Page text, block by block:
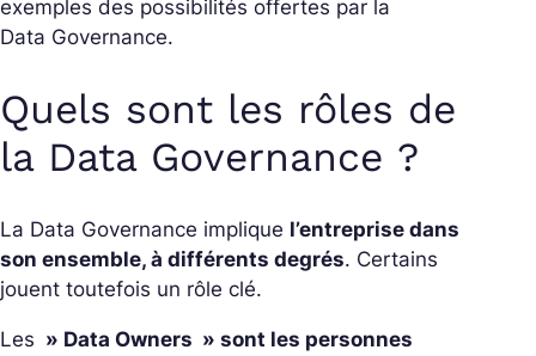
exemples des possibilités offertes par la
Data Governance.
Quels sont les rôles de
la Data Governance ?
La Data Governance implique l’entreprise dans
son ensemble, à différents degrés. Certains
jouent toutefois un rôle clé.
Les » Data Owners » sont les personnes